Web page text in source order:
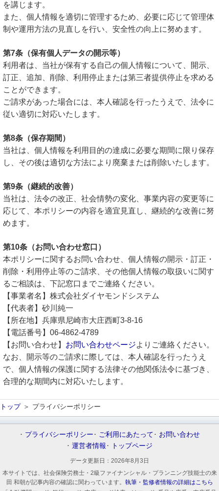
を講じます。
また、個人情報を適切に管理するため、必要に応じて管理体
制や運用方法の見直しを行い、安全性の向上に努めます。
第7条（保有個人データの開示等）
利用者は、当社が保有する自己の個人情報について、開示、
訂正、追加、削除、利用停止または第三者提供停止を求める
ことができます。
ご請求があった場合には、本人確認を行ったうえで、法令に
従い適切に対応いたします。
第8条（保存期間）
当社は、個人情報を利用目的の達成に必要な期間に限り保存
し、その後は適切な方法により廃棄または削除いたします。
第9条（継続的改善）
当社は、法令の改正、社会情勢の変化、事業内容の変更等に
応じて、本ポリシーの内容を適宜見直し、継続的な改善に努
めます。
第10条（お問い合わせ窓口）
本ポリシーに関するお問い合わせ、個人情報の開示・訂正・
削除・利用停止等のご請求、その他個人情報の取扱いに関す
るご相談は、下記窓口までご連絡ください。
【事業者名】株式会社ダイヤモンドシステム
【代表者】砂川純一
【所在地】兵庫県尼崎市大庄西町3-8-16
【電話番号】06-4862-4789
【お問い合わせ】 お問い合わせページよりご連絡ください。
なお、開示等のご請求に際しては、本人確認を行ったうえ
で、個人情報の保護に関する法律その他関係法令に基づき、
合理的な期間内に対応いたします。
トップ プライバシーポリシー
プライバシーポリシー ご利用にあたって
お問い合わせ
運営者情報
トップページ
データ更新日： 2026年8月3日
本サイトでは、社会保険労務士・2級ファイナンシャル・プランニング技能士の来
田 和朝が記事内容の確認に関わっています。 執筆・監修者情報の詳細はこちら